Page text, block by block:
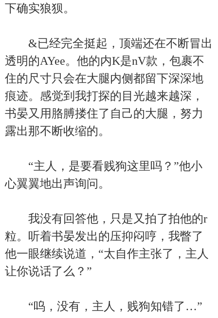
下确实狼狈。
&已经完全挺起，顶端还在不断冒出
透明的AYee。他的内K是nV款，包裹不
住的尺寸只会在大腿内侧都留下深深地
痕迹。感觉到我打探的目光越来越深，
书晏又用胳膊搂住了自己的大腿，努力
露出那不断收缩的。
“主人，是要看贱狗这里吗？”他小
心翼翼地出声询问。
我没有回答他，只是又拍了拍他的r
粒。听着书晏发出的压抑闷哼，我瞥了
他一眼继续说道，“太自作主张了，主人
让你说话了么？”
“呜，没有，主人，贱狗知错了…”